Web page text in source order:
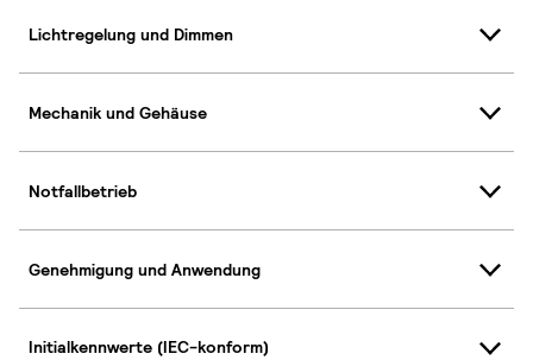
Lichtregelung und Dimmen
Mechanik und Gehäuse
Notfallbetrieb
Genehmigung und Anwendung
Initialkennwerte (IEC-konform)